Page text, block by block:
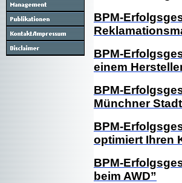
BPM-
BPM-
einem
BPM-
Münchner
BPM-
optimiert Ihren
BPM-
beim AWD”